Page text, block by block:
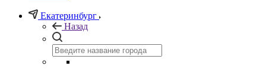
Екатеринбург
Назад